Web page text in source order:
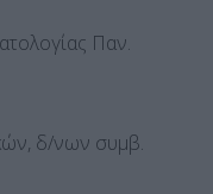
Παν.
δ/νων συμβ.